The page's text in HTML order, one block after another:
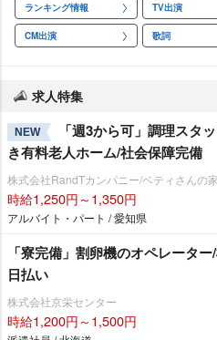
ランキング情報 TV出演
CM出演 歌詞
求人特集
NEW
「週3から可」調理スタ
き有料老人ホーム/社会保障完備
株式会社RandTカンパニー/ベティさんの
時給1,250円～1,350円
アルバイト・パート / 愛知県
「寮完備」割卵機のオペレータ
日払い
株式会社京栄センター
時給1,200円～1,500円